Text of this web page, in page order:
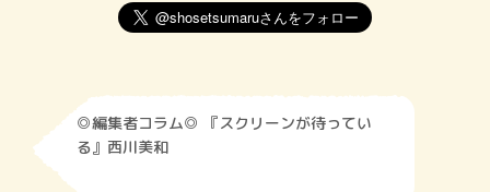
◎編集者コラム◎ 『スクリーンが待ってい
る』西川美和